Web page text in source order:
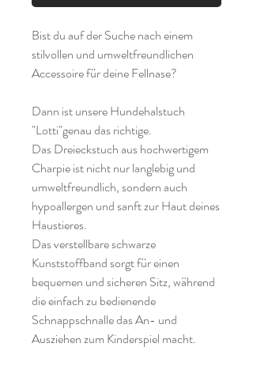
Bist du auf der Suche nach einem
stilvollen und umweltfreundlichen
Accessoire für deine Fellnase?
Dann ist unsere Hundehalstuch
"Lotti"genau das richtige.
Das Dreieckstuch aus hochwertigem
Charpie ist nicht nur langlebig und
umweltfreundlich, sondern auch
hypoallergen und sanft zur Haut deines
Haustieres.
Das verstellbare schwarze
Kunststoffband sorgt für einen
bequemen und sicheren Sitz, während
die einfach zu bedienende
Schnappschnalle das An- und
Ausziehen zum Kinderspiel macht.